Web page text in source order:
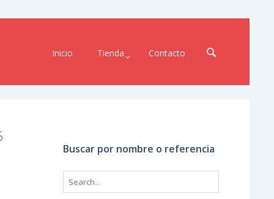
Inicio Tienda Contacto
Buscar por nombre o referencia